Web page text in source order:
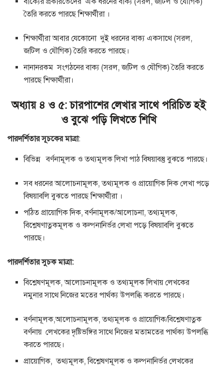
তৈরি করতে পারছে শিক্ষার্থীরা ।
শিক্ষার্থীরা আবার যেকোনো দুই ধরনের বাক্য একসাথে (সরল,
জটিল ও যৌগিক) তৈরি করতে পারছে।
নানানরকম সংগঠনের বাক্য (সরল, জটিল ও যৌগিক) তৈরি করতে
পারছে শিক্ষার্থীরা।
অধ্যায় ৪ ও ৫: চারপাশের লেখার সাথে পরিচিত হই
ও বুঝে পড়ি লিখতে শিখি
পারদর্শিতার সূচকের মাত্রা:
বিভিন্ন বর্ণনামূলক ও তথ্যমূলক লিখা পাঠ বিষয়াবস্তু বুঝতে পারছে।
সব ধরনের আলোচনামূলক, তথ্যমূলক ও প্রায়োগিক দিক লেখা পড়ে
বিষয়াবলি বুঝতে পারছে শিক্ষার্থীরা ।
পঠিত প্রায়োগিক দিক, বর্ণনামূলক/আলোচনা, তথ্যমূলক,
বিশ্লেষণাত্নকমূলক ও কল্পনানির্ভর লেখা পড়ে বিষয়াবলি বুঝতে
পারছে।
পারদর্শিতার সুচক মাত্রা:
বিশ্লেষণমূলক, আলোচনামূলক ও তথ্যমূলক লিখায় লেখকের
নমুনার সাথে নিজের মতের পার্থক্য উপলব্ধি করতে পারছে।
বর্ণনামূলক,আলোচনামূলক, তথ্যমূলক ও প্রায়োগিক/বিশ্লেষণাত্নক
বর্ণনায় লেখকের দৃষ্টিভঙ্গির সাথে নিজের মতামতের পার্থক্য উপলব্ধি
করতে পারছে।
প্রায়োগিক, তথ্যমূলক, বিশ্লেষণমূলক ও কল্পনানির্ভর লেখকের